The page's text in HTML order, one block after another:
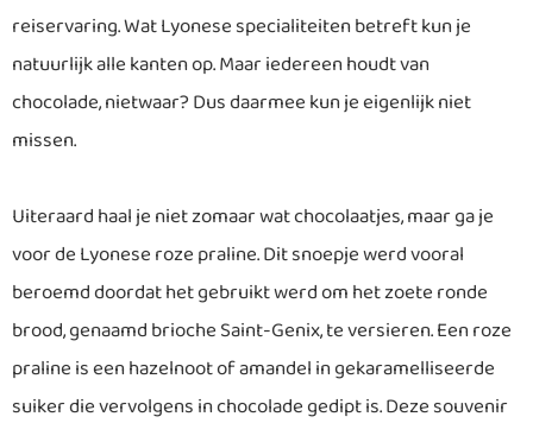
reiservaring. Wat Lyonese specialiteiten betreft kun je
natuurlijk alle kanten op. Maar iedereen houdt van
chocolade, nietwaar? Dus daarmee kun je eigenlijk niet
missen.
Uiteraard haal je niet zomaar wat chocolaatjes, maar ga je
voor de Lyonese roze praline. Dit snoepje werd vooral
beroemd doordat het gebruikt werd om het zoete ronde
brood, genaamd brioche Saint-Genix, te versieren. Een roze
praline is een hazelnoot of amandel in gekaramelliseerde
suiker die vervolgens in chocolade gedipt is. Deze souvenir